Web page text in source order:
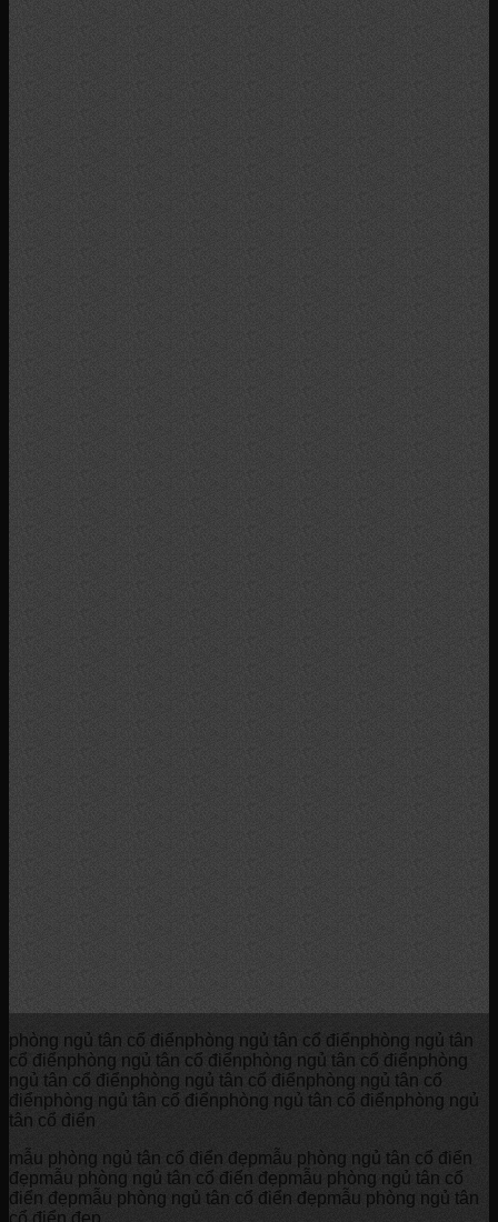
phòng ngủ tân cổ điểnphòng ngủ tân cổ điểnphòng ngủ tân
cổ điểnphòng ngủ tân cổ điểnphòng ngủ tân cổ điểnphòng
ngủ tân cổ điểnphòng ngủ tân cổ điểnphòng ngủ tân cổ
điểnphòng ngủ tân cổ điểnphòng ngủ tân cổ điểnphòng ngủ
tân cổ điển
mẫu phòng ngủ tân cổ điển đẹpmẫu phòng ngủ tân cổ điển
đẹpmẫu phòng ngủ tân cổ điển đẹpmẫu phòng ngủ tân cổ
điển đẹpmẫu phòng ngủ tân cổ điển đẹpmẫu phòng ngủ tân
cổ điển đẹp